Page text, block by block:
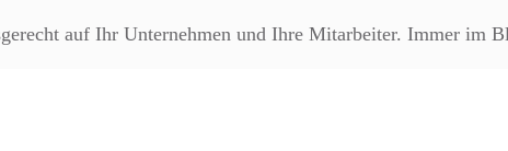
auf Ihr Unternehmen und Ihre Mitarbeiter. Immer im